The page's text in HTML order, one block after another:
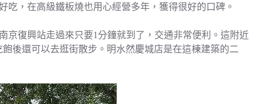
，在高級鐵板燒也用心經營多年，獲得很好的口碑。
京復興站走過來只要1分鐘就到了，交通非常便利。這附近
後還可以去逛街散步。明水然慶城店是在這棟建築的二